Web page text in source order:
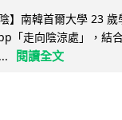
】南韓首爾大學 23
「走向陰涼處」，結
閱讀全文